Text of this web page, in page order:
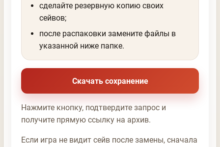
сделайте резервную копию своих
сейвов;
после распаковки замените файлы в
указанной ниже папке.
Скачать сохранение
Нажмите кнопку, подтвердите запрос и
получите прямую ссылку на архив.
Если игра не видит сейв после замены, сначала